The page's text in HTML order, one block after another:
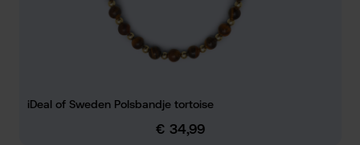
iDeal of Sweden Polsbandje tortoise
Normale prijs:
€ 34,99